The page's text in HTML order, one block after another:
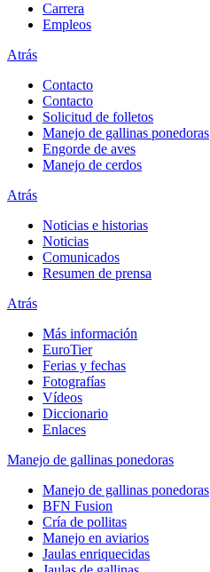
Carrera
Empleos
Atrás
Contacto
Contacto
Solicitud de folletos
Manejo de gallinas ponedoras
Engorde de aves
Manejo de cerdos
Atrás
Noticias e historias
Noticias
Comunicados
Resumen de prensa
Atrás
Más información
EuroTier
Ferias y fechas
Fotografías
Vídeos
Diccionario
Enlaces
Manejo de gallinas ponedoras
Manejo de gallinas ponedoras
BFN Fusion
Cría de pollitas
Manejo en aviarios
Jaulas enriquecidas